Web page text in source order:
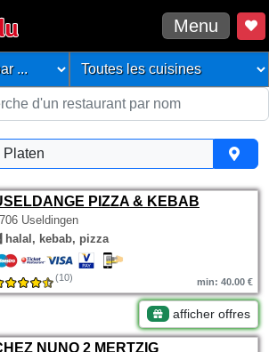
Menu
Platen
PIZZA & KEBAB
Useldingen
halal, kebab, pizza
(10) min: 40.00 €
afficher offres
NUNO 2 MERTZIG